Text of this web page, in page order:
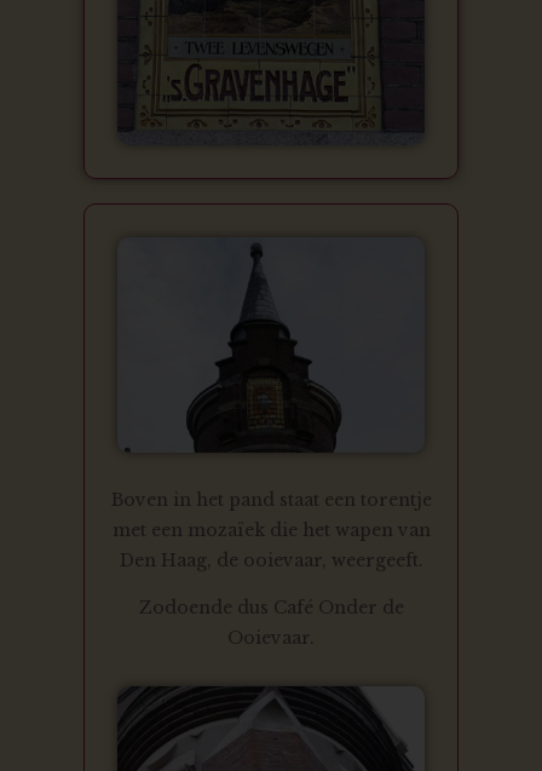
Boven in het pand staat een torentje
met een mozaïek die het wapen van
Den Haag, de ooievaar, weergeeft.
Zodoende dus Café Onder de
Ooievaar.